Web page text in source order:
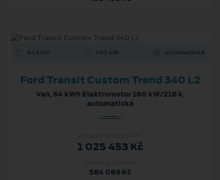
64 kWh 160 kW automatická
Ford Transit Custom Trend 340 L2
Van, 64 kWh Elektromotor 160 kW/218 k,
automatická
1 025 453 Kč
584 089 Kč